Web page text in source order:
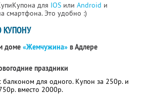
для IOS или Android и
смартфона. Это удобно :)
КУПОНУ
доме «Жемчужина» в Адлере
праздники
для одного. Купон за 250р. и
вместо 2000р.